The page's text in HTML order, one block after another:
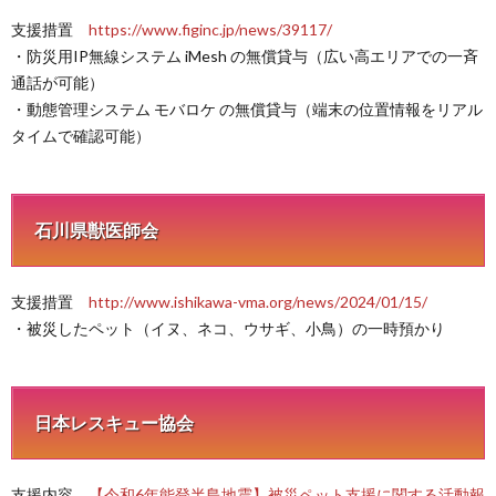
支援措置 https://www.figinc.jp/news/39117/
・防災用IP無線システム iMesh の無償貸与（広い高エリアでの一斉
通話が可能）
・動態管理システム モバロケ の無償貸与（端末の位置情報をリアル
タイムで確認可能）
石川県獣医師会
支援措置 http://www.ishikawa-vma.org/news/2024/01/15/
・被災したペット（イヌ、ネコ、ウサギ、小鳥）の一時預かり
日本レスキュー協会